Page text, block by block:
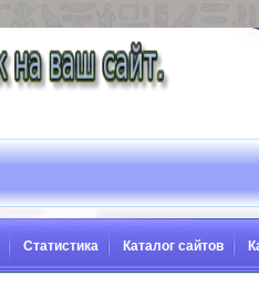
Статистика Каталог сайтов